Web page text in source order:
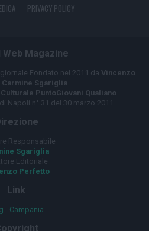
PRIVACY POLICY
Web Magazine
Fondato nel 2011 da Vincenzo
Carmine Sgariglia.
PuntoGiovani Qualiano.
Napoli n° 31 del 30 marzo 2011.
Responsabile
Sgariglia
Editoriale
Perfetto
Link
- Campania